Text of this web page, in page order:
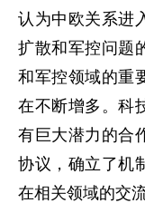
认为中欧关系进
扩散和军控问题
和军控领域的重
在不断增多。科
有巨大潜力的合
协议，确立了机
在相关领域的交